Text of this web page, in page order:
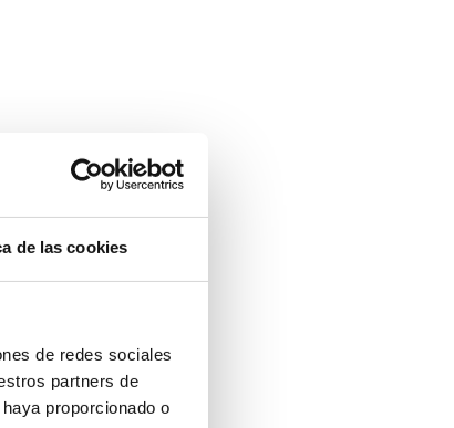
de las cookies
de redes sociales
partners de
proporcionado o